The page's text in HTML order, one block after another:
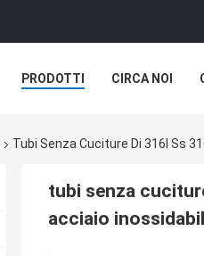
PRODOTTI CIRCA NOI
Tubi Senza Cuciture Di 316l Ss
tubi senza
acciaio